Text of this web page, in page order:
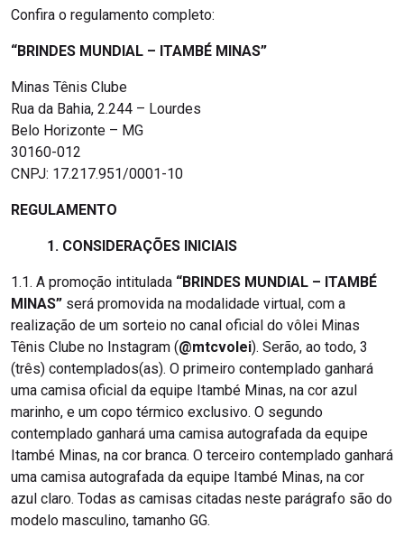
Confira o regulamento completo:
“BRINDES MUNDIAL – ITAMBÉ MINAS”
Minas Tênis Clube
Rua da Bahia, 2.244 – Lourdes
Belo Horizonte – MG
30160-012
CNPJ: 17.217.951/0001-10
REGULAMENTO
1. CONSIDERAÇÕES INICIAIS
1.1. A promoção intitulada “BRINDES MUNDIAL – ITAMBÉ
MINAS” será promovida na modalidade virtual, com a
realização de um sorteio no canal oficial do vôlei Minas
Tênis Clube no Instagram (@mtcvolei). Serão, ao todo, 3
(três) contemplados(as). O primeiro contemplado ganhará
uma camisa oficial da equipe Itambé Minas, na cor azul
marinho, e um copo térmico exclusivo. O segundo
contemplado ganhará uma camisa autografada da equipe
Itambé Minas, na cor branca. O terceiro contemplado ganhará
uma camisa autografada da equipe Itambé Minas, na cor
azul claro. Todas as camisas citadas neste parágrafo são do
modelo masculino, tamanho GG.